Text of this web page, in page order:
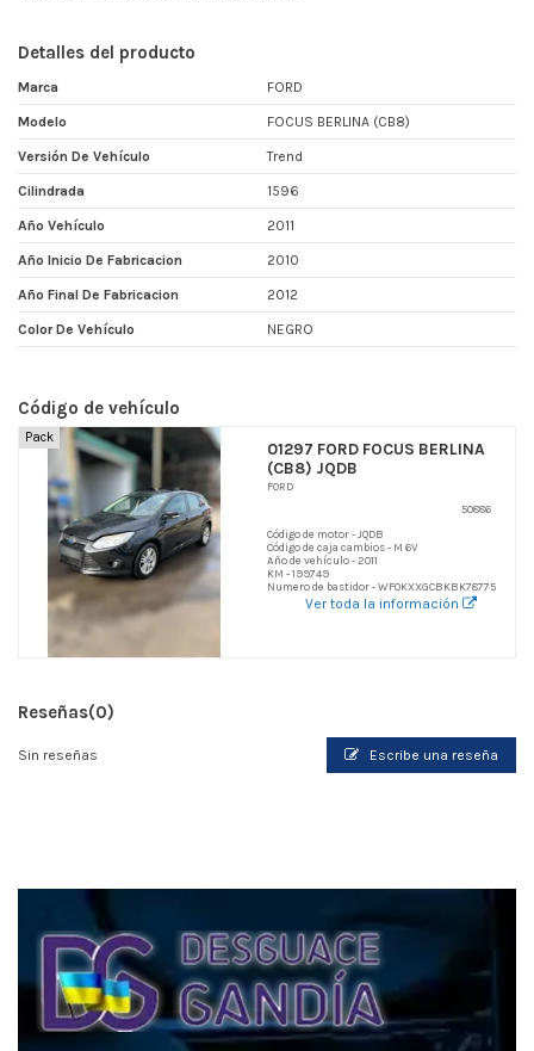
Detalles del producto
Marca FORD
Modelo FOCUS BERLINA (CB8)
Versión De Vehículo Trend
Cilindrada 1596
Año Vehículo 2011
Año Inicio De Fabricacion 2010
Año Final De Fabricacion 2012
Color De Vehículo NEGRO
Código de vehículo
Pack
01297 FORD FOCUS BERLINA
(CB8) JQDB
FORD
50886
Código de motor - JQDB
Código de caja cambios - M 6V
Año de vehículo - 2011
KM - 199749
Numero de bastidor - WF0KXXGCBKBK78775
Ver toda la información
Reseñas(0)
Sin reseñas Escribe una reseña